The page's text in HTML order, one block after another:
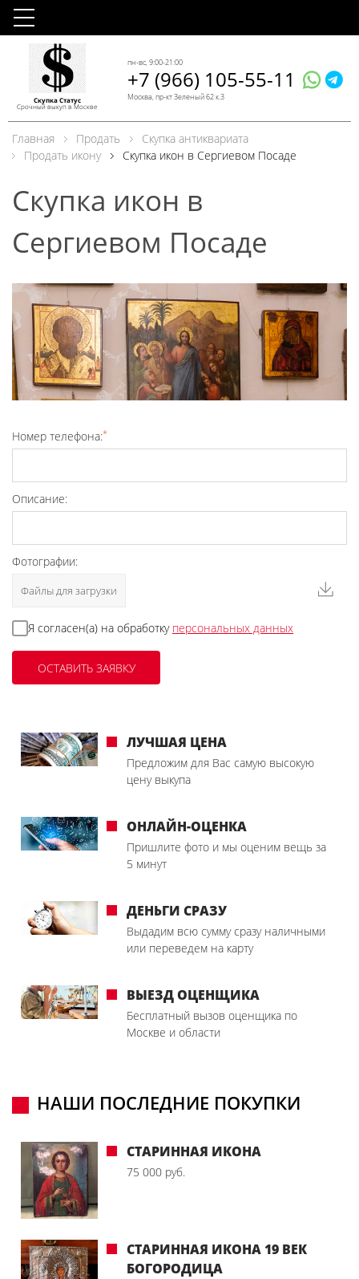
Скупка Статус
Срочный выкуп в Москве
пн-вс, 9:00-21:00
+7 (966) 105-55-11
Москва, пр-кт Зеленый 62 к.3
Главная Продать
Скупка антиквариата
Продать икону
Скупка икон в Сергиевом Посаде
Скупка икон в
Сергиевом Посаде
Номер телефона:*
Описание:
Фотографии:
Файлы для загрузки
Я согласен(а) на обработку персональных данных
ЛУЧШАЯ ЦЕНА
Предложим для Вас самую высокую
цену выкупа
ОНЛАЙН-ОЦЕНКА
Пришлите фото и мы оценим вещь за
5 минут
ДЕНЬГИ СРАЗУ
Выдадим всю сумму сразу наличными
или переведем на карту
ВЫЕЗД ОЦЕНЩИКА
Бесплатный вызов оценщика по
Москве и области
НАШИ ПОСЛЕДНИЕ ПОКУПКИ
СТАРИННАЯ ИКОНА
75 000 руб.
СТАРИННАЯ ИКОНА 19 ВЕК
БОГОРОДИЦА